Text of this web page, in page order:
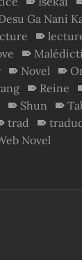
Ga Nani
Novel
Reine
Shun
trad
Novel